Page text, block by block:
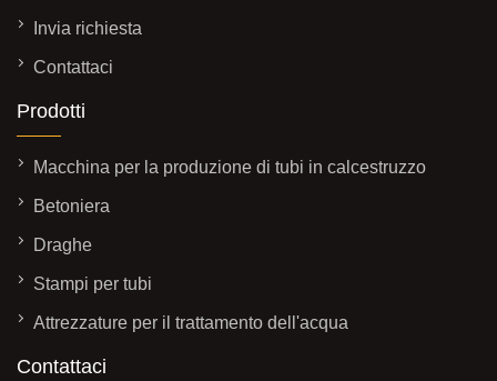
Invia richiesta
Contattaci
Prodotti
Macchina per la produzione di tubi in calcestruzzo
Betoniera
Draghe
Stampi per tubi
Attrezzature per il trattamento dell'acqua
Contattaci